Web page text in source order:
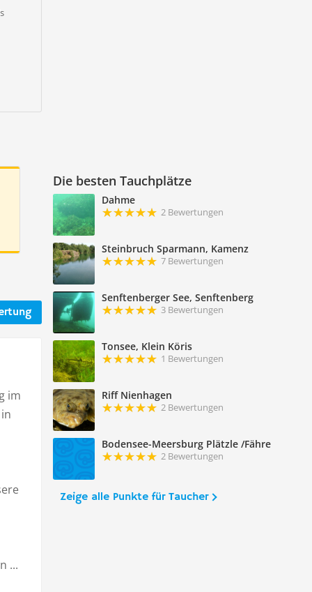
Die besten Tauchplätze
Dahme
2 Bewertungen
Steinbruch Sparmann, Kamenz
7 Bewertungen
Senftenberger See, Senftenberg
3 Bewertungen
Tonsee, Klein Köris
1 Bewertungen
Riff Nienhagen
2 Bewertungen
Bodensee-Meersburg Plätzle /Fähre
2 Bewertungen
Zeige alle Punkte für Taucher
im
...